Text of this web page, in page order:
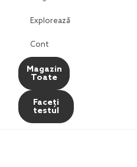
Explorează
Cont
Magazin
Toate
Faceți
testul